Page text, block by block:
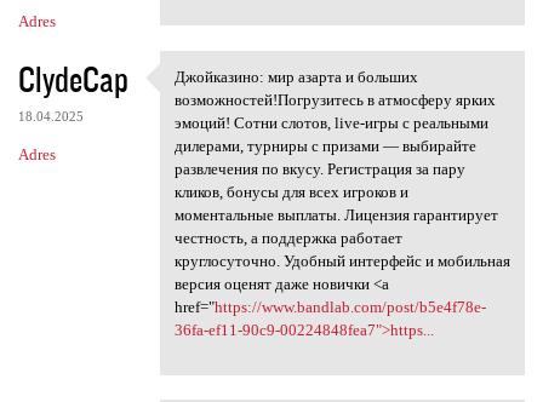
Adres
ClydeCap
18.04.2025
Adres
Джойказино: мир азарта и
Джойказино: мир азарта и больших
возможностей!Погрузитесь в атмосферу ярких
эмоций! Сотни слотов, live-игры с реальными
дилерами, турниры с призами — выбирайте
развлечения по вкусу. Регистрация за пару
кликов, бонусы для всех игроков и
моментальные выплаты. Лицензия гарантирует
честность, а поддержка работает
круглосуточно. Удобный интерфейс и мобильная
версия оценят даже новички <a
href="https://www.bandlab.com/post/b5e4f78e-
36fa-ef11-90c9-00224848fea7">https...